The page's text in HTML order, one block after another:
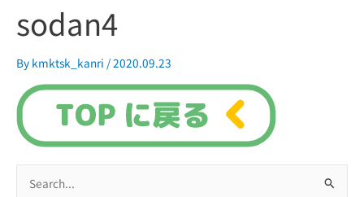
sodan4
By kmktsk_kanri /2020.09.23